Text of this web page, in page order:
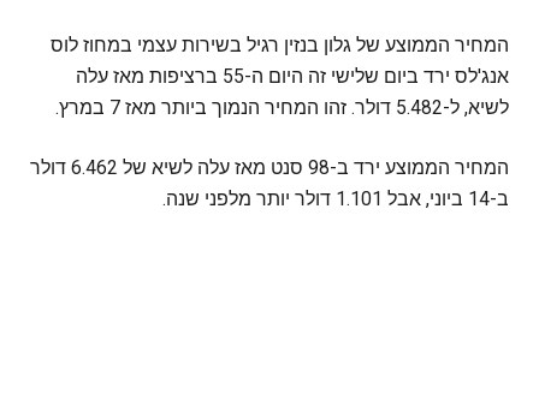
המחיר הממוצע של גלון בנזין רגיל בשירות עצמי במחוז לוס
אנג'לס ירד ביום שלישי זה היום ה-55 ברציפות מאז עלה
לשיא, ל-5.482 דולר. זהו המחיר הנמוך ביותר מאז 7 במרץ.
המחיר הממוצע ירד ב-98 סנט מאז עלה לשיא של 6.462 דולר
ב-14 ביוני, אבל 1.101 דולר יותר מלפני שנה.